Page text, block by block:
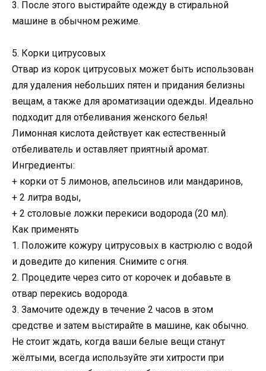
3. После этого выстирайте одежду в стиральной
машине в обычном режиме.
5. Корки цитрусовых
Отвар из корок цитрусовых может быть использован
для удаления небольших пятен и придания белизны
вещам, а также для ароматизации одежды. Идеально
подходит для отбеливания женского белья!
Лимонная кислота действует как естественный
отбеливатель и оставляет приятный аромат.
Ингредиенты:
+ корки от 5 лимонов, апельсинов или мандаринов,
+ 2 литра воды,
+ 2 столовые ложки перекиси водорода (20 мл).
Как применять
1. Положите кожуру цитрусовых в кастрюлю с водой
и доведите до кипения. Снимите с огня.
2. Процедите через сито от корочек и добавьте в
отвар перекись водорода.
3. Замочите одежду в течение 2 часов в этом
средстве и затем выстирайте в машине, как обычно.
Не стоит ждать, когда ваши белые вещи станут
жёлтыми, всегда используйте эти хитрости при